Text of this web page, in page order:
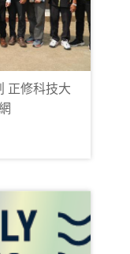
正修科技大